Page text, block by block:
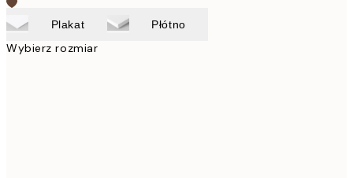
Plakat Płótno
Wybierz rozmiar